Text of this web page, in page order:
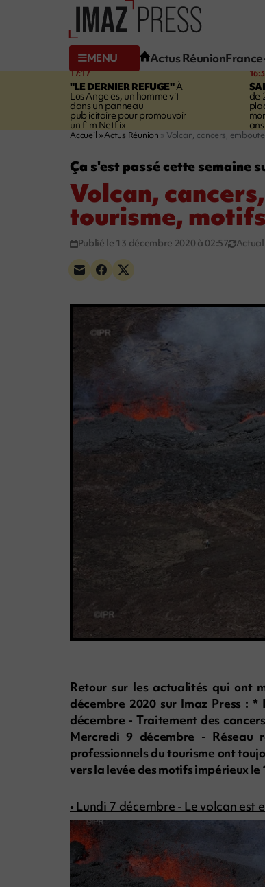
MENU Actus Réunion
17:17
"LE DERNIER REFUGE"À
Los Angeles, un homme vit
dans un panneau
publicitaire pour promouvoir
un film Netflix
de
ans
Accueil Actus Réunion Volcan, cancers,
Ça s'est passé cette semaine
Volcan,
tourisme,
Publié le 13 décembre 2020 à 02:57
Retour sur les actualités qui ont
décembre 2020 sur Imaz Press :
décembre - Traitement des
Mercredi 9 décembre -
professionnels du tourisme ont
vers la levée des motifs impérieux le
• Lundi 7 décembre - Le volcan est